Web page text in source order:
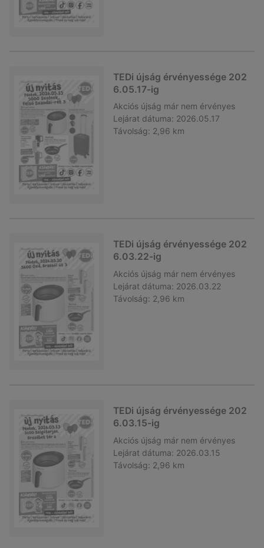
TEDi újság érvényessége 202
6.05.17-ig
Akciós újság már nem érvényes
Lejárat dátuma: 2026.05.17
Távolság: 2,96 km
TEDi újság érvényessége 202
6.03.22-ig
Akciós újság már nem érvényes
Lejárat dátuma: 2026.03.22
Távolság: 2,96 km
TEDi újság érvényessége 202
6.03.15-ig
Akciós újság már nem érvényes
Lejárat dátuma: 2026.03.15
Távolság: 2,96 km